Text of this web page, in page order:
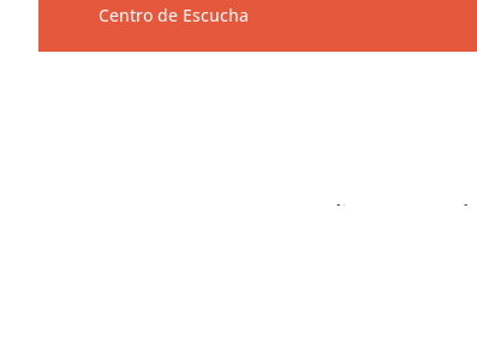
Centro de Escucha
Indique su